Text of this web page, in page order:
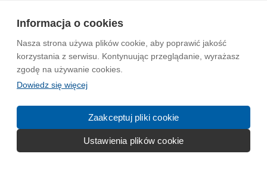
Informacja o cookies
Nasza strona używa plików cookie, aby poprawić jakość
korzystania z serwisu. Kontynuując przeglądanie, wyrażasz
zgodę na używanie cookies.
Dowiedz się więcej
Zaakceptuj pliki cookie
Ustawienia plików cookie